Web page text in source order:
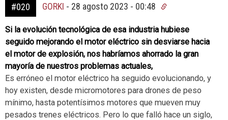
#020 GORKI - 28 agosto 2023 - 00:48
Si la evolución tecnológica de esa industria hubiese
seguido mejorando el motor eléctrico sin desviarse hacia
el motor de explosión, nos habríamos ahorrado la gran
mayoría de nuestros problemas actuales,
Es erróneo el motor eléctrico ha seguido evolucionando, y
hoy existen, desde micromotores para drones de peso
mínimo, hasta potentísimos motores que mueven muy
pesados trenes eléctricos. Pero lo que falló hace un siglo,